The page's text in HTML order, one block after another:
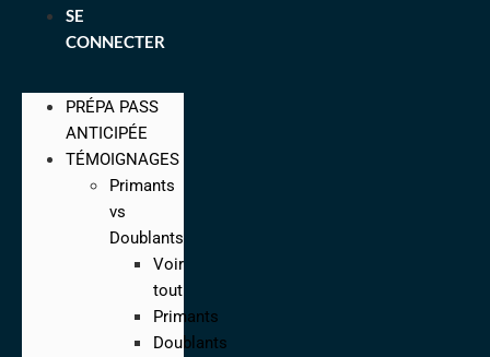
SE
CONNECTER
PRÉPA PASS
ANTICIPÉE
TÉMOIGNAGES
Primants
vs
Doublants
Voir
tout
Primants
Doublants